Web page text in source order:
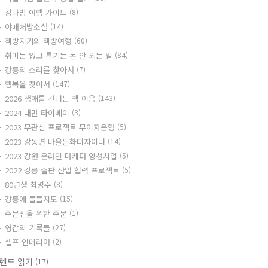
강다방 여행 가이드 (8)
야매처방소설 (14)
책방지기의 책방여행 (60)
취미는 없고 특기는 돈 안 되는 일 (84)
강릉의 소리를 찾아서 (7)
행복을 찾아서 (147)
2026 생애를 건너는 책 이음 (143)
2024 대만 타이베이 (3)
2023 무관심 프로젝트 무이자은행 (5)
2023 강동면 마을문화디자이너 (14)
2023 강원 온라인 마케터 양성사업 (5)
2022 강릉 출판 산업 협력 프로젝트 (5)
80년생 최명주 (8)
강릉에 물들지도 (15)
주문진을 위한 주문 (1)
영감의 기록들 (27)
셀프 인테리어 (2)
드 읽기 (17)